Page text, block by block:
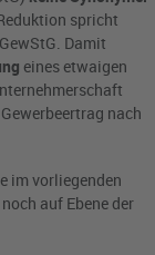
spricht
Damit
eines etwaigen
nach
im vorliegenden
auf Ebene der